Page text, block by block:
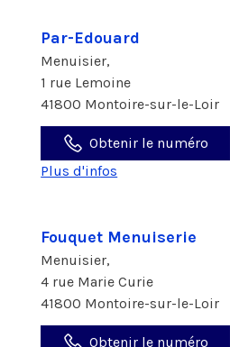
Par-Edouard
Menuisier,
1 rue Lemoine
41800 Montoire-sur-le-Loir
Obtenir le numéro
Plus d'infos
Fouquet Menuiserie
Menuisier,
4 rue Marie Curie
41800 Montoire-sur-le-Loir
Obtenir le numéro